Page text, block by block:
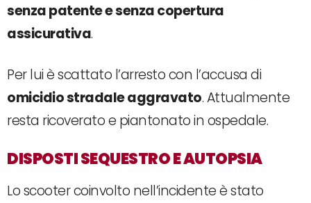
senza patente e senza copertura
assicurativa.
Per lui è scattato l’arresto con l’accusa di
omicidio stradale aggravato. Attualmente
resta ricoverato e piantonato in ospedale.
DISPOSTI SEQUESTRO E AUTOPSIA
Lo scooter coinvolto nell’incidente è stato